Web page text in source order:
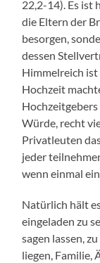
22,2-14). Es ist
die Eltern der
besorgen,
dessen
Himmelreich ist
Hochzeit
Würde, recht
Privatleuten
jeder
wenn einmal
Natürlich hält
eingeladen zu
sagen lassen,
liegen, Familie,